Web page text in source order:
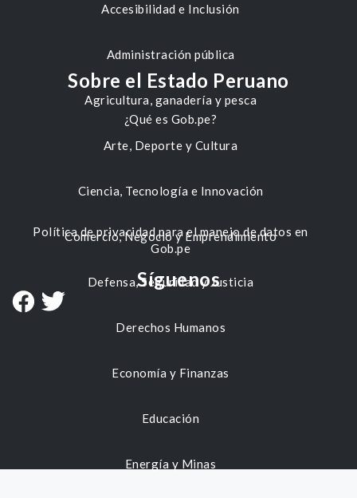
Accesibilidad e Inclusión
Administración pública
Agricultura, ganadería y pesca
Arte, Deporte y Cultura
Ciencia, Tecnología e Innovación
Comercio, Negocio y Emprendimiento
Defensa, Seguridad y Justicia
Derechos Humanos
Economía y Finanzas
Educación
Energía y Minas
Sobre el Estado Peruano
¿Qué es Gob.pe?
Política de privacidad para el manejo de datos en
Gob.pe
Síguenos